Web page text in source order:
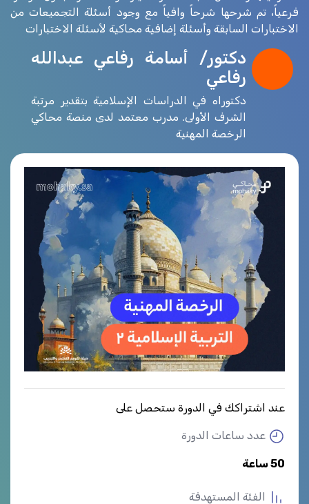
فرعياً، تم شرحها شرحاً وافياً مع وجود أسئلة التجميعات من
الاختبارات السابقة وأسئلة إضافية محاكية لأسئلة الاختبارات
دكتور/ أسامة رفاعي عبدالله
رفاعي
دكتوراه في الدراسات الإسلامية بتقدير مرتبة
الشرف الأولى. مدرب معتمد لدى منصة محاكي
الرخصة المهنية
عند اشتراكك في الدورة ستحصل على
عدد ساعات الدورة
50 ساعة
الفئة المستهدفة